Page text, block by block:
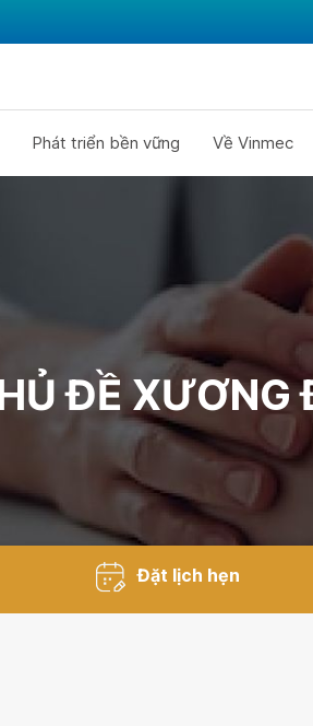
Phát triển bền vững Về Vinmec
ĐỀ XƯƠNG
Đặt lịch hẹn